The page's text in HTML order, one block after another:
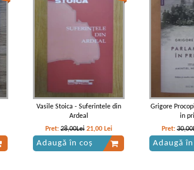
Vasile Stoica - Suferintele din
Ardeal
Pret:28,00Lei 21,00 Lei
Adaugă în coș
Grigore
in
Pret:
Adaugă